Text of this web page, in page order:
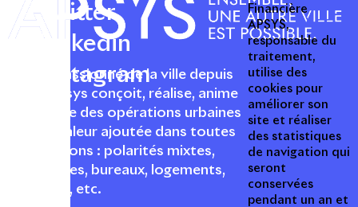
Acteur passionné de la ville depuis
1996, Apsys conçoit, réalise, anime
et valorise des opérations urbaines
à forte valeur ajoutée dans toutes
les fonctions : polarités mixtes,
commerces, bureaux, logements,
hôtellerie, etc.
Twitter
Linkedin
Instagram
Financière
APSYS,
responsable du
traitement,
utilise des
cookies pour
améliorer son
site et réaliser
des statistiques
de navigation qui
seront
conservées
pendant un an et